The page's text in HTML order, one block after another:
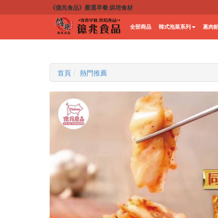
《億兆食品》嚴選早餐.烘培食材
全部商品 韓式泡菜系列 蔥肉
首頁 熱門推薦